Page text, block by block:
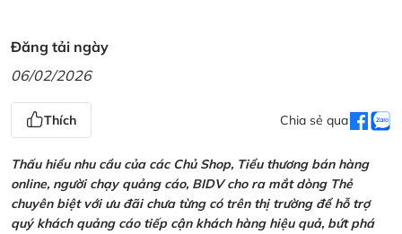
Đăng tải ngày
06/02/2026
Thích Chia sẻ qua
Thấu hiểu nhu cầu của các Chủ Shop, Tiểu thương bán hàng
online, người chạy quảng cáo, BIDV cho ra mắt dòng Thẻ
chuyên biệt với ưu đãi chưa từng có trên thị trường để hỗ trợ
quý khách quảng cáo tiếp cận khách hàng hiệu quả, bứt phá